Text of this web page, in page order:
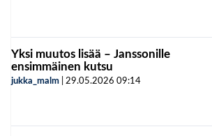
Yksi muutos lisää – Janssonille
ensimmäinen kutsu
jukka_malm 29.05.2026 09:14